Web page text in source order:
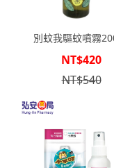
別蚊我驅蚊噴霧
NT$420
NT$540